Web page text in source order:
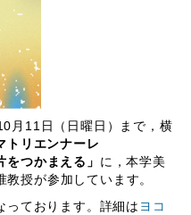
月11日（日曜日）まで，横
トリエンナーレ
つかまえる」 に，本学美
教授が参加しています。
っております。詳細は ヨコ